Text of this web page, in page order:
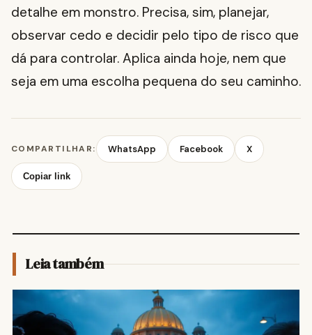
detalhe em monstro. Precisa, sim, planejar,
observar cedo e decidir pelo tipo de risco que
dá para controlar. Aplica ainda hoje, nem que
seja em uma escolha pequena do seu caminho.
COMPARTILHAR: WhatsApp Facebook X
Copiar link
Leia também